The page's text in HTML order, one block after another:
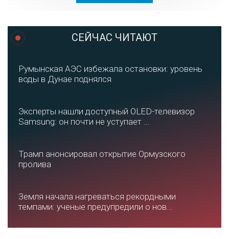
СЕЙЧАС ЧИТАЮТ
Румынская АЭС избежала остановки: уровень
воды в Дунае поднялся
Эксперты нашли доступный OLED-телевизор
Samsung: он почти не уступает ...
Трамп анонсировал открытие Ормузского
пролива
Земля начала нагреваться рекордными
темпами: ученые предупредили о нов...